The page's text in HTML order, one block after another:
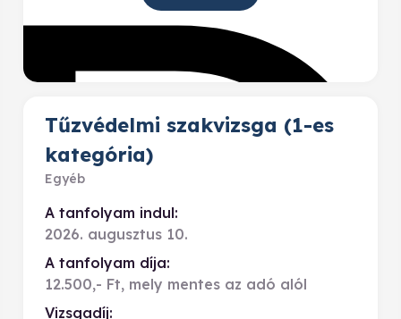
Tűzvédelmi szakvizsga (1-es
kategória)
Egyéb
A tanfolyam indul:
2026. augusztus 10.
A tanfolyam díja:
12.500,- Ft, mely mentes az adó alól
Vizsgadíj: